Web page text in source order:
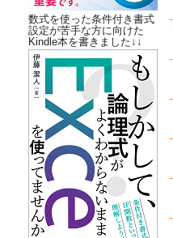
数式を使った条件付き書式
設定が苦手な方に向けた
Kindle本を書きました↓↓